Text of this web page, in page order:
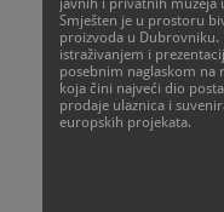
javnih i privatnih muzeja
Smješten je u prostoru
proizvoda u Dubrovniku.
istraživanjem i
posebnim naglaskom na
koja čini najveći dio
prodaje ulaznica i
europskih projekata.